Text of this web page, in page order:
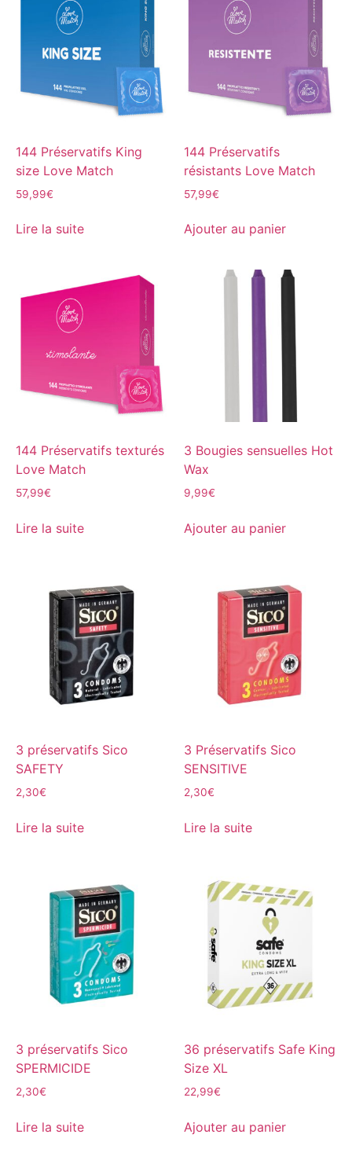
144 Préservatifs King
size Love Match
59,99€
Lire la suite
144 Préservatifs
résistants Love Match
57,99€
Ajouter au panier
144 Préservatifs texturés
Love Match
57,99€
Lire la suite
3 Bougies sensuelles Hot
Wax
9,99€
Ajouter au panier
3 préservatifs Sico
SAFETY
2,30€
Lire la suite
3 Préservatifs Sico
SENSITIVE
2,30€
Lire la suite
3 préservatifs Sico
SPERMICIDE
2,30€
Lire la suite
36 préservatifs Safe King
Size XL
22,99€
Ajouter au panier